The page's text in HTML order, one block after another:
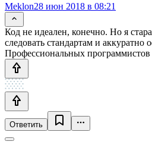
Meklon28 июн 2018 в 08:21
Код не идеален, конечно. Но я
следовать стандартам и аккуратно
Профессиональных
Ответить